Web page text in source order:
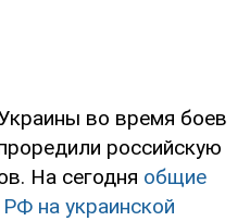
во время боев
российскую
На сегодня общие
на украинской